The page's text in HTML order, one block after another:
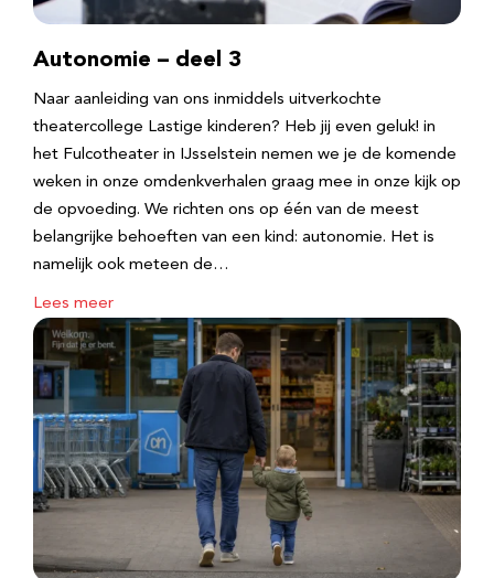
Autonomie – deel 3
Naar aanleiding van ons inmiddels uitverkochte
theatercollege Lastige kinderen? Heb jij even geluk! in
het Fulcotheater in IJsselstein nemen we je de komende
weken in onze omdenkverhalen graag mee in onze kijk op
de opvoeding. We richten ons op één van de meest
belangrijke behoeften van een kind: autonomie. Het is
namelijk ook meteen de…
Lees meer